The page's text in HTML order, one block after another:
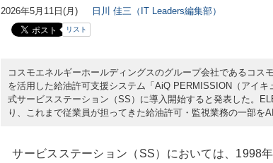
2026年5月11日(月) 日川 佳三（IT Leaders編集部）
リスト
コスモエネルギーホールディングスのグループ会社であるコス
を活用した給油許可支援システム「AiQ PERMISSION（アイ
式サービスステーション（SS）に導入開始すると発表した。
り、これまで従業員が担ってきた給油許可・監視業務の一部を
サービスステーション（SS）においては、1998